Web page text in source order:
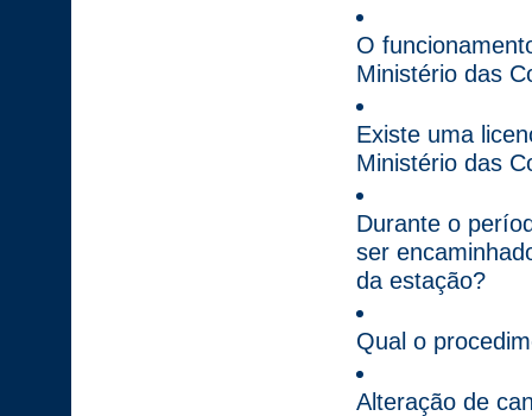
O
Ministério das
Existe uma
Ministério das
Durante o
ser
da estação?
Qual o
Alteração de